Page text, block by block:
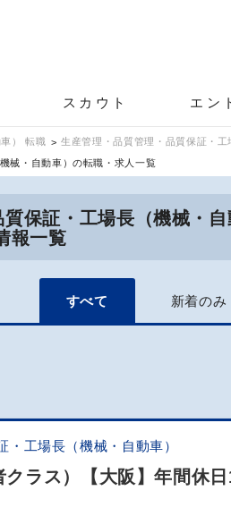
スカウト エン
） 転職
生産管理・品質管理・品質保証・
械・自動車）の転職・求人一覧
保証・工場長（機械・自
報一覧
すべて 新着のみ
工場長（機械・自動車）
ラス）【大阪】年間休